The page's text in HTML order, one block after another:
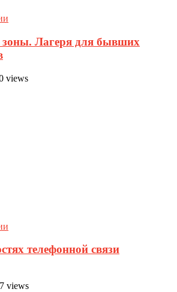
зоны. Лагеря для бывших
views
телефонной связи
views